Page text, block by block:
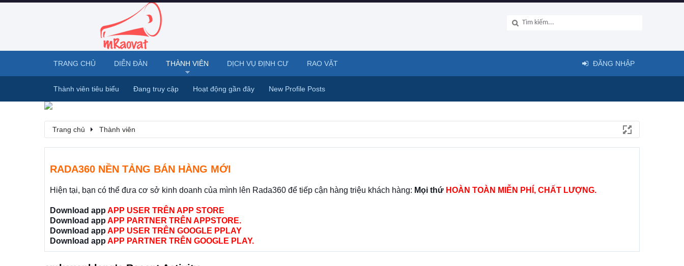
Trang chủ Thành viên
RADA360 NỀN TẢNG BÁN HÀNG MỚI
Hiện tại, bạn có thể đưa cơ sở kinh doanh của mình lên Rada360 để tiếp cận hàng triệu khách hàng: Mọi thứ HOÀN TOÀN MIỄN PHÍ, CHẤT LƯỢNG.
Download app APP USER TRÊN APP STORE
Download app APP PARTNER TRÊN APPSTORE.
Download app APP USER TRÊN GOOGLE PPLAY
Download app APP PARTNER TRÊN GOOGLE PLAY.
TRANG CHỦ DIỄN ĐÀN THÀNH VIÊN
Thành viên tiêu biểu Đang truy cập Hoạt động gần đây New Profile Posts
DỊCH VỤ ĐỊNH CƯ RAO VẶT ĐĂNG NHẬP